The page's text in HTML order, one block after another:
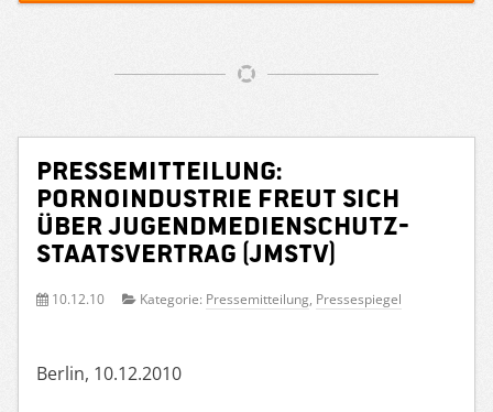
Pressemitteilung:
Pornoindustrie freut sich
über Jugendmedienschutz-
Staatsvertrag (JMStV)
10.12.10 Kategorie: Pressemitteilung, Pressespiegel
Berlin, 10.12.2010